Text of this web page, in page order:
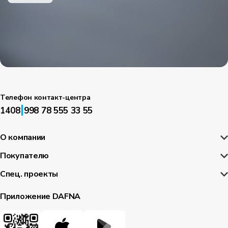
Телефон контакт-центра
1408|998 78 555 33 55
О компании
Покупателю
Спец. проекты
Приложение DAFNA